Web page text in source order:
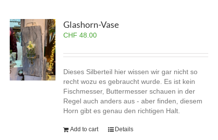
Glashorn-Vase
CHF 48.00
Dieses Silberteil hier wissen wir gar nicht so
recht wozu es gebraucht wurde. Es ist kein
Fischmesser, Buttermesser schauen in der
Regel auch anders aus - aber finden, diesem
Horn gibt es genau den richtigen Halt.
Add to cart Details